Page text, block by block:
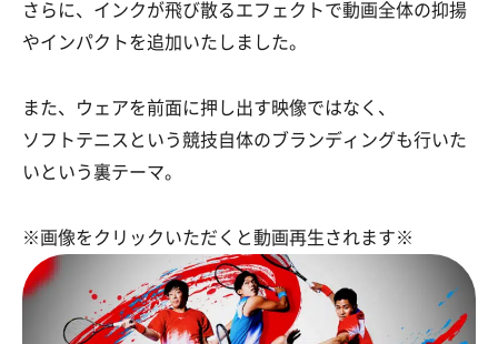
さらに、インクが飛び散るエフェクトで動画全体の抑揚
やインパクトを追加いたしました。
また、ウェアを前面に押し出す映像ではなく、
ソフトテニスという競技自体のブランディングも行いた
いという裏テーマ。
※画像をクリックいただくと動画再生されます※